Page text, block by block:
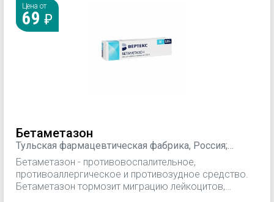
Цена от
69
Бетаметазон
Тульская фармацевтическая фабрика, Россия;
Вертекс ЗАО, Россия; Arterium, Украина
Бетаметазон - противовоспалительное,
противоаллергическое и противозудное средство.
Бетаметазон тормозит миграцию лейкоцитов,